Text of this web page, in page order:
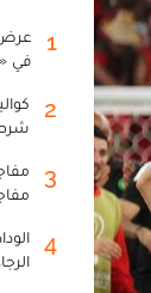
1
عرض
في «
2
3
4